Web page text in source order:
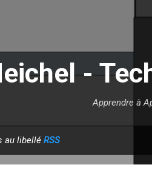
Accéder au
-
Apprendre à
au libellé RSS